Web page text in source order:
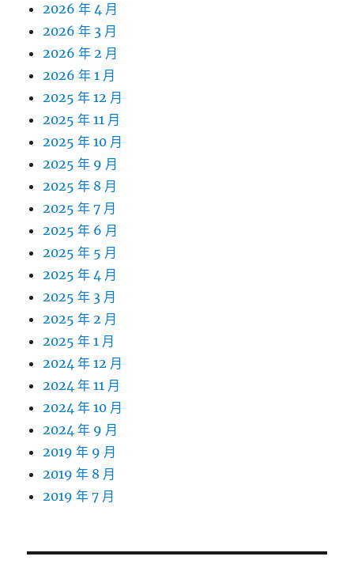
2026 年 4 月
2026 年 3 月
2026 年 2 月
2026 年 1 月
2025 年 12 月
2025 年 11 月
2025 年 10 月
2025 年 9 月
2025 年 8 月
2025 年 7 月
2025 年 6 月
2025 年 5 月
2025 年 4 月
2025 年 3 月
2025 年 2 月
2025 年 1 月
2024 年 12 月
2024 年 11 月
2024 年 10 月
2024 年 9 月
2019 年 9 月
2019 年 8 月
2019 年 7 月